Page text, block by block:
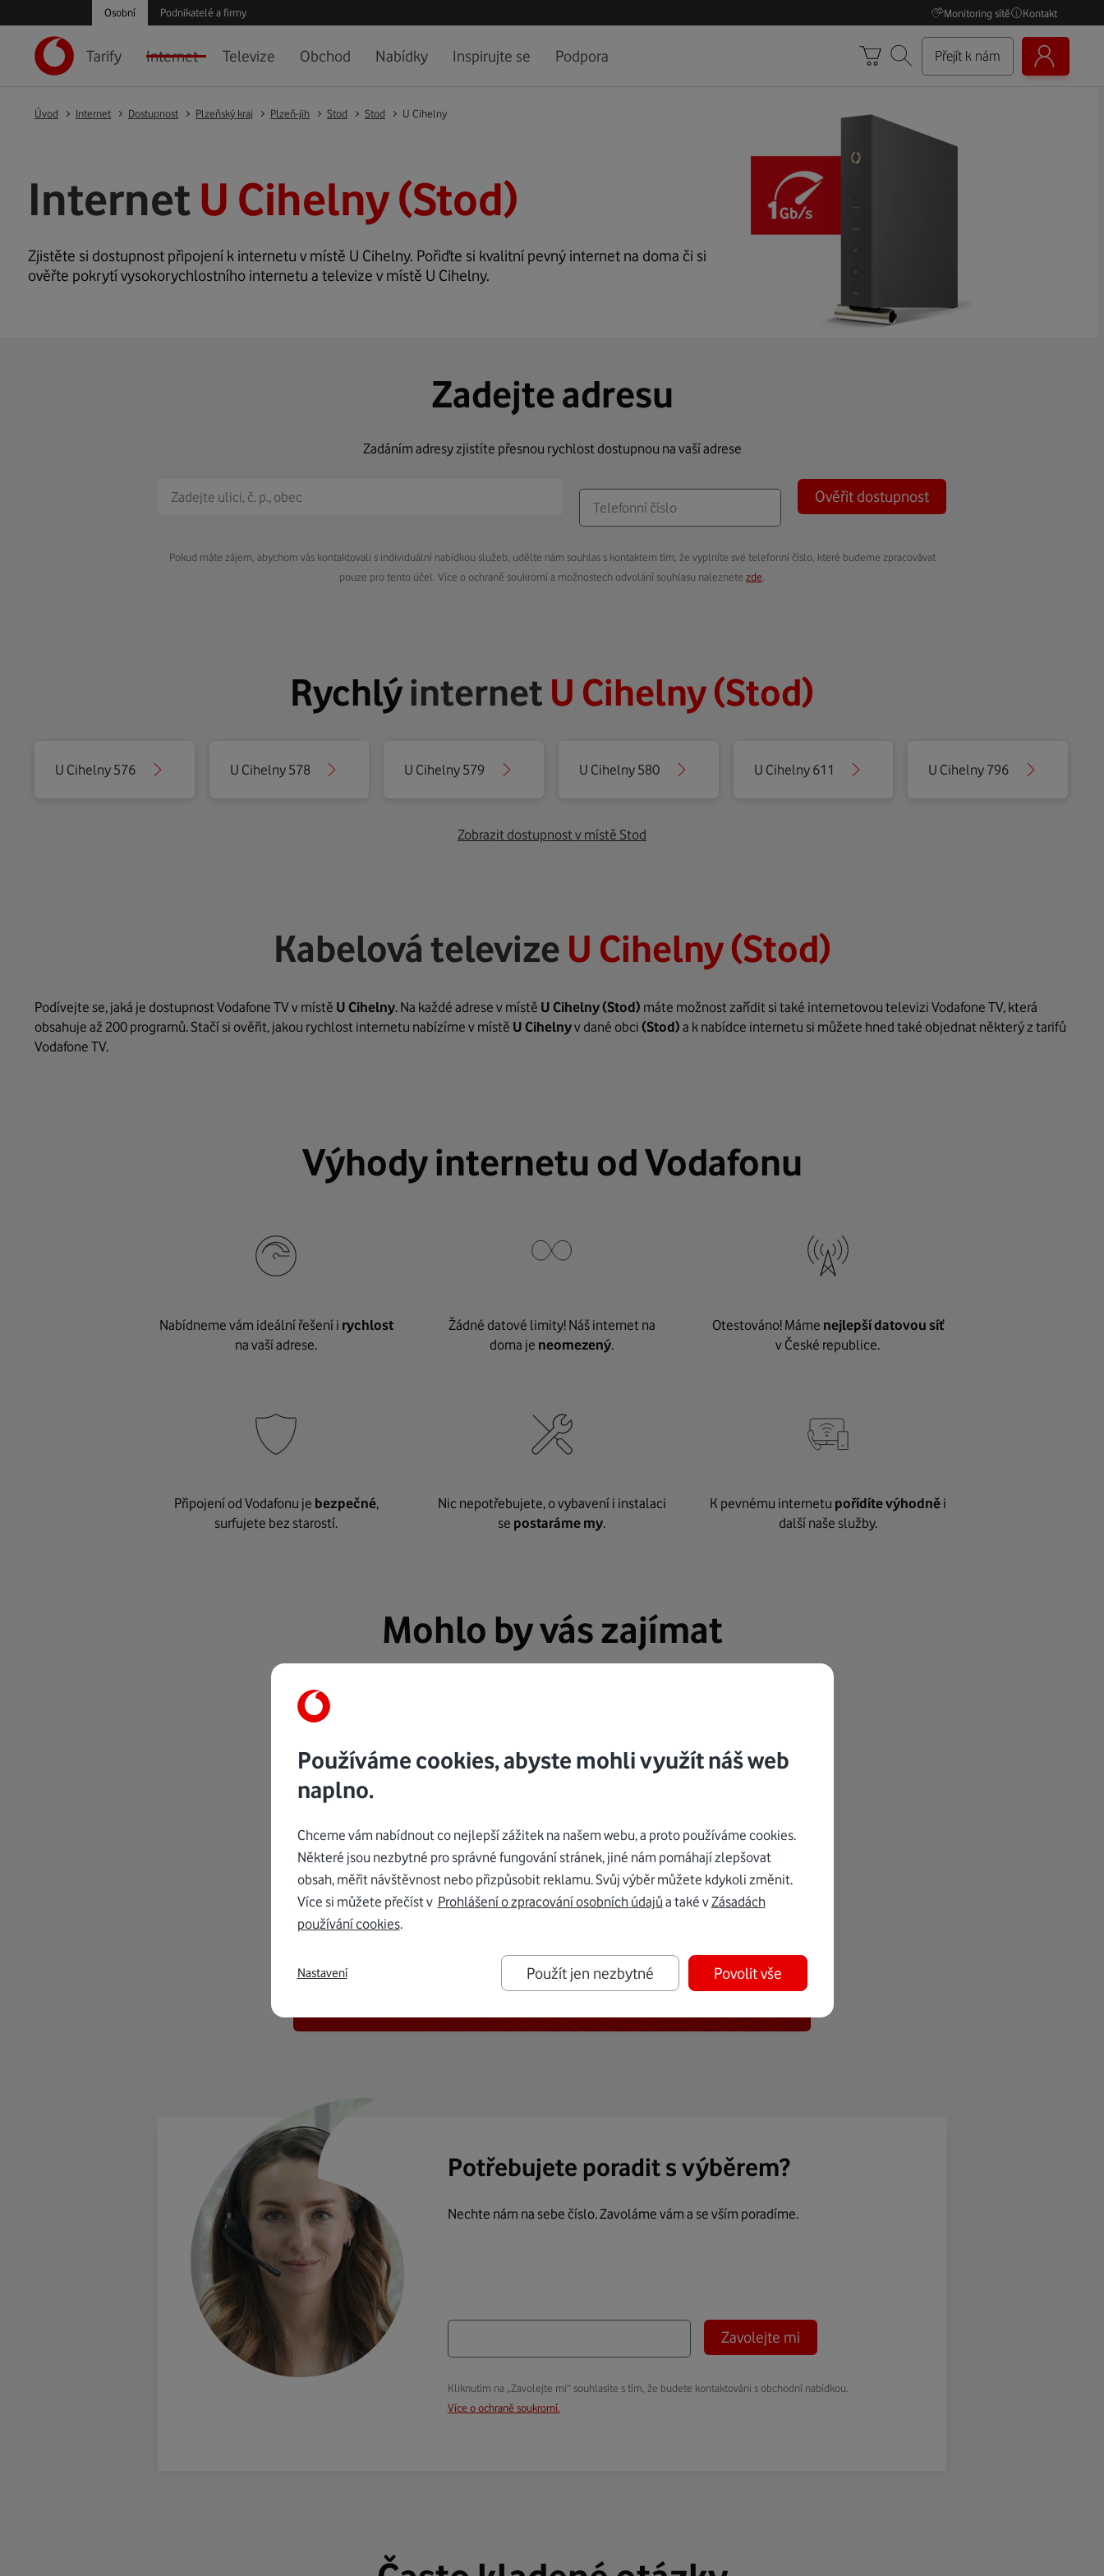
Osobní Podnikatelé a firmy Monitoring sítě Kontakt
Tarify Internet Televize Obchod Nabídky Inspirujte se Podpora Přejít k nám
Úvod Internet Dostupnost Plzeňský kraj Plzeň-jih Stod Stod U Cihelny
Internet U Cihelny (Stod)
Zjistěte si dostupnost připojení k internetu v místě U Cihelny. Pořiďte si kvalitní pevný internet na doma či si
ověřte pokrytí vysokorychlostního internetu a televize v místě U Cihelny.
Zadejte adresu
Zadáním adresy zjistíte přesnou rychlost dostupnou na vaší adrese
Ověřit dostupnost
Pokud máte zájem, abychom vás kontaktovali s individuální nabídkou služeb, udělte nám souhlas s kontaktem tím, že vyplníte své telefonní číslo, které budeme zpracovávat
pouze pro tento účel. Více o ochraně soukromí a možnostech odvolání souhlasu naleznete zde
Rychlýinternet U Cihelny (Stod)
U Cihelny 576 U Cihelny 578 U Cihelny 579 U Cihelny 580 U Cihelny 611 U Cihelny 796
Zobrazit dostupnost v místě Stod
Kabelová televize U Cihelny (Stod)
Podívejte se, jaká je dostupnost Vodafone TV v místě U Cihelny. Na každé adrese v místě U Cihelny(Stod) máte možnost zařídit si také internetovou televizi Vodafone TV, která
obsahuje až 200 programů. Stačí si ověřit, jakou rychlost internetu nabízíme v místě U Cihelnyv dané obci (Stod) a k nabídce internetu si můžete hned také objednat některý z tarifů
Vodafone TV.
Výhody internetu od Vodafonu
Nabídneme vám ideální řešení i rychlost
na vaší adrese.
Žádné datové limity! Náš internet na
doma je neomezený.
Otestováno! Máme nejlepší datovou síť
v České republice.
Připojení od Vodafonu je bezpečné,
surfujete bez starostí.
Nic nepotřebujete, o vybavení i instalaci
se postaráme my.
K pevnému internetu pořídíte výhodněi
další naše služby.
Mohlo by vás zajímat
K internetu vám dáme Vodafone TV již
od 150 Kč měsíčně
Potřebujete poradit s výběrem?
Nechte nám na sebe číslo. Zavoláme vám a se vším poradíme.
Zavolejte mi
Kliknutím na „Zavolejte mi“ souhlasíte s tím, že budete kontaktováni s obchodní nabídkou.
Více o ochraně soukromí.
Používáme cookies, abyste mohli využít náš web
naplno.
Chceme vám nabídnout co nejlepší zážitek na našem webu, a proto používáme cookies.
Některé jsou nezbytné pro správné fungování stránek, jiné nám pomáhají zlepšovat
obsah, měřit návštěvnost nebo přizpůsobit reklamu. Svůj výběr můžete kdykoli změnit.
Více si můžete přečíst v Prohlášení o zpracování osobních údajů a také vZásadách
používání cookies.
Použít jen nezbytné Povolit vše
Nastavení